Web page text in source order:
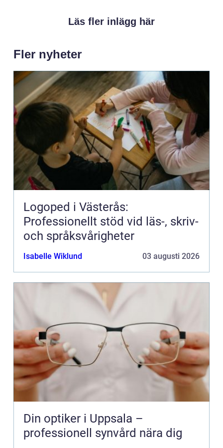
Läs fler inlägg här
Fler nyheter
Logoped i Västerås:
Professionellt stöd vid läs-, skriv-
och språksvårigheter
Isabelle Wiklund 03 augusti 2026
Din optiker i Uppsala –
professionell synvård nära dig